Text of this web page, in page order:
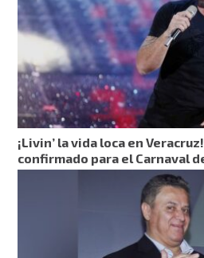
¡Livin’ la vida loca en
confirmado para el Carnaval